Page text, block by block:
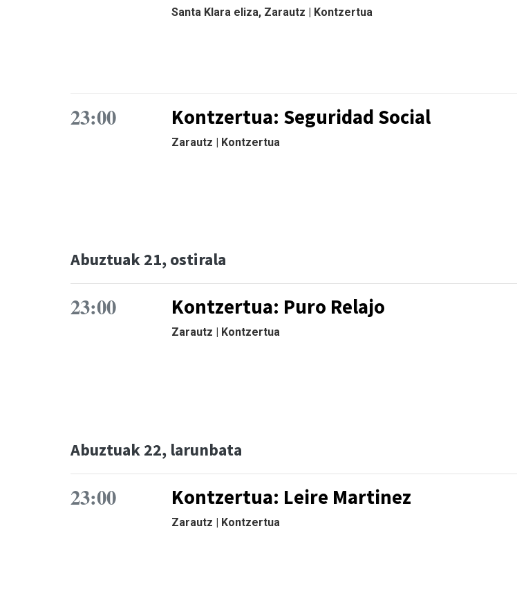
Santa Klara eliza, Zarautz | Kontzertua
23:00 Kontzertua: Seguridad Social
Zarautz | Kontzertua
Abuztuak 21, ostirala
23:00 Kontzertua: Puro Relajo
Zarautz | Kontzertua
Abuztuak 22, larunbata
23:00 Kontzertua: Leire Martinez
Zarautz | Kontzertua